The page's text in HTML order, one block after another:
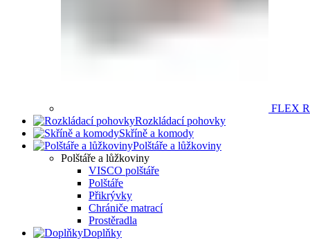
FLEX
Rozkládací pohovky
Skříně a komody
Polštáře a lůžkoviny
Polštáře a lůžkoviny
VISCO polštáře
Polštáře
Přikrývky
Chrániče matrací
Prostěradla
Doplňky